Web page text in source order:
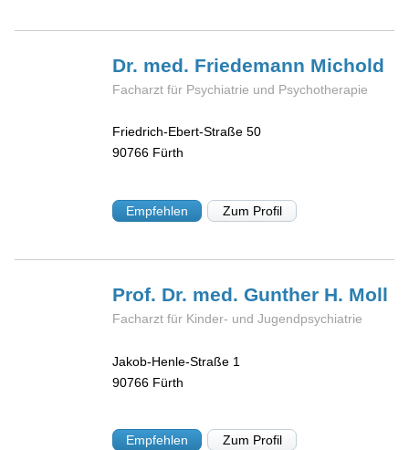
Dr. med. Friedemann Michold
Facharzt für Psychiatrie und Psychotherapie
Friedrich-Ebert-Straße 50
90766 Fürth
Empfehlen Zum Profil
Prof. Dr. med. Gunther H. Moll
Facharzt für Kinder- und Jugendpsychiatrie
Jakob-Henle-Straße 1
90766 Fürth
Empfehlen Zum Profil